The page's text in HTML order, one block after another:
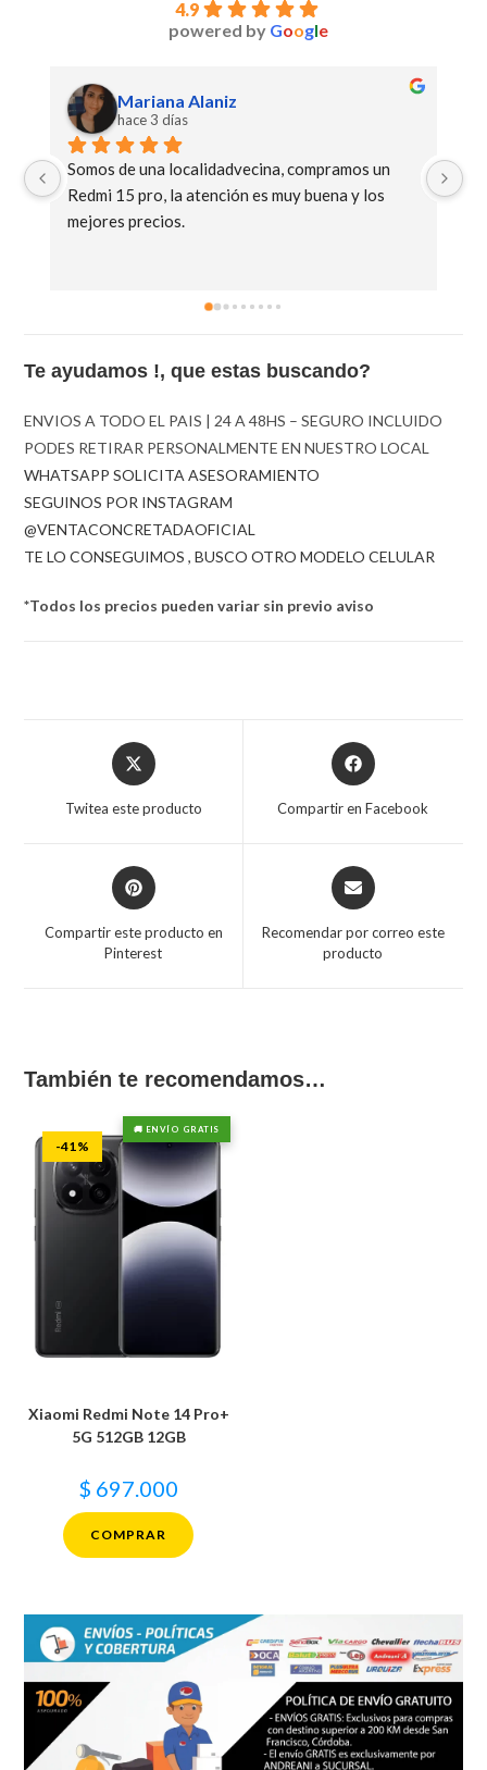
4.9
powered by Google
Mariana Alaniz
hace 3 días
Somos de una localidadvecina, compramos un
Redmi 15 pro, la atención es muy buena y los
mejores precios.
Te ayudamos !, que estas buscando?
ENVIOS A TODO EL PAIS | 24 A 48HS – SEGURO INCLUIDO
PODES RETIRAR PERSONALMENTE EN NUESTRO LOCAL
WHATSAPP SOLICITA ASESORAMIENTO
SEGUINOS POR INSTAGRAM
@VENTACONCRETADAOFICIAL
TE LO CONSEGUIMOS , BUSCO OTRO MODELO CELULAR
*Todos los precios pueden variar sin previo aviso
Opens
in
Twitea este producto
Opens
in
Compartir en Facebook
Opens
in
new
Compartir este producto en
Pinterest
Opens
in
new
Recomendar por correo este
producto
También te recomendamos…
🚚 ENVÍO GRATIS
-41%
Xiaomi Redmi Note 14 Pro+
5G 512GB 12GB
$ 697.000
COMPRAR